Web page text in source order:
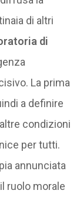
di altri
di
La prima
a definire
condizioni
per tutti.
annunciata
ruolo morale